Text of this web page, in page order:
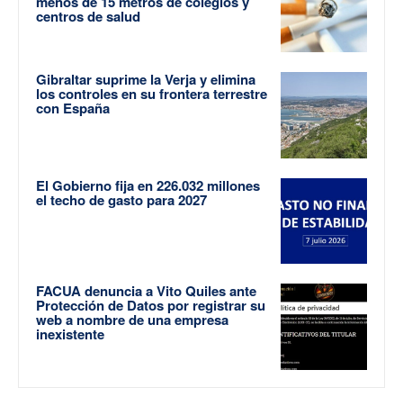
centros de salud
Gibraltar suprime la Verja y elimina
los controles en su frontera terrestre
con España
El Gobierno fija en 226.032 millones
el techo de gasto para 2027
FACUA denuncia a Vito Quiles ante
Protección de Datos por registrar su
web a nombre de una empresa
inexistente